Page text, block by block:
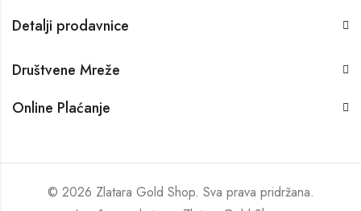
Detalji prodavnice
Društvene Mreže
Online Plaćanje
© 2026 Zlatara Gold Shop. Sva prava pridržana.